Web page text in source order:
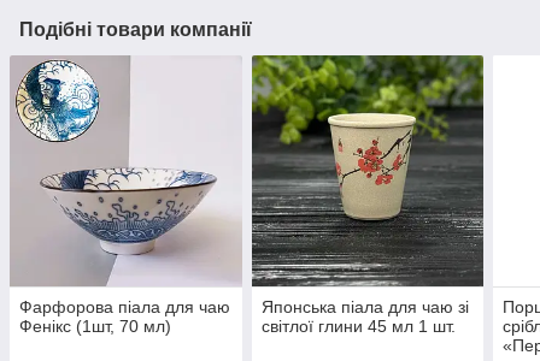
Подібні товари компанії
Фарфорова піала для чаю
Фенікс (1шт, 70 мл)
Японська піала для чаю зі
світлої глини 45 мл 1 шт.